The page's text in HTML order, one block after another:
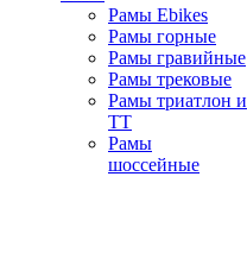
Рамы Ebikes
Рамы горные
Рамы гравийные
Рамы трековые
Рамы триатлон и
ТТ
Рамы
шоссейные